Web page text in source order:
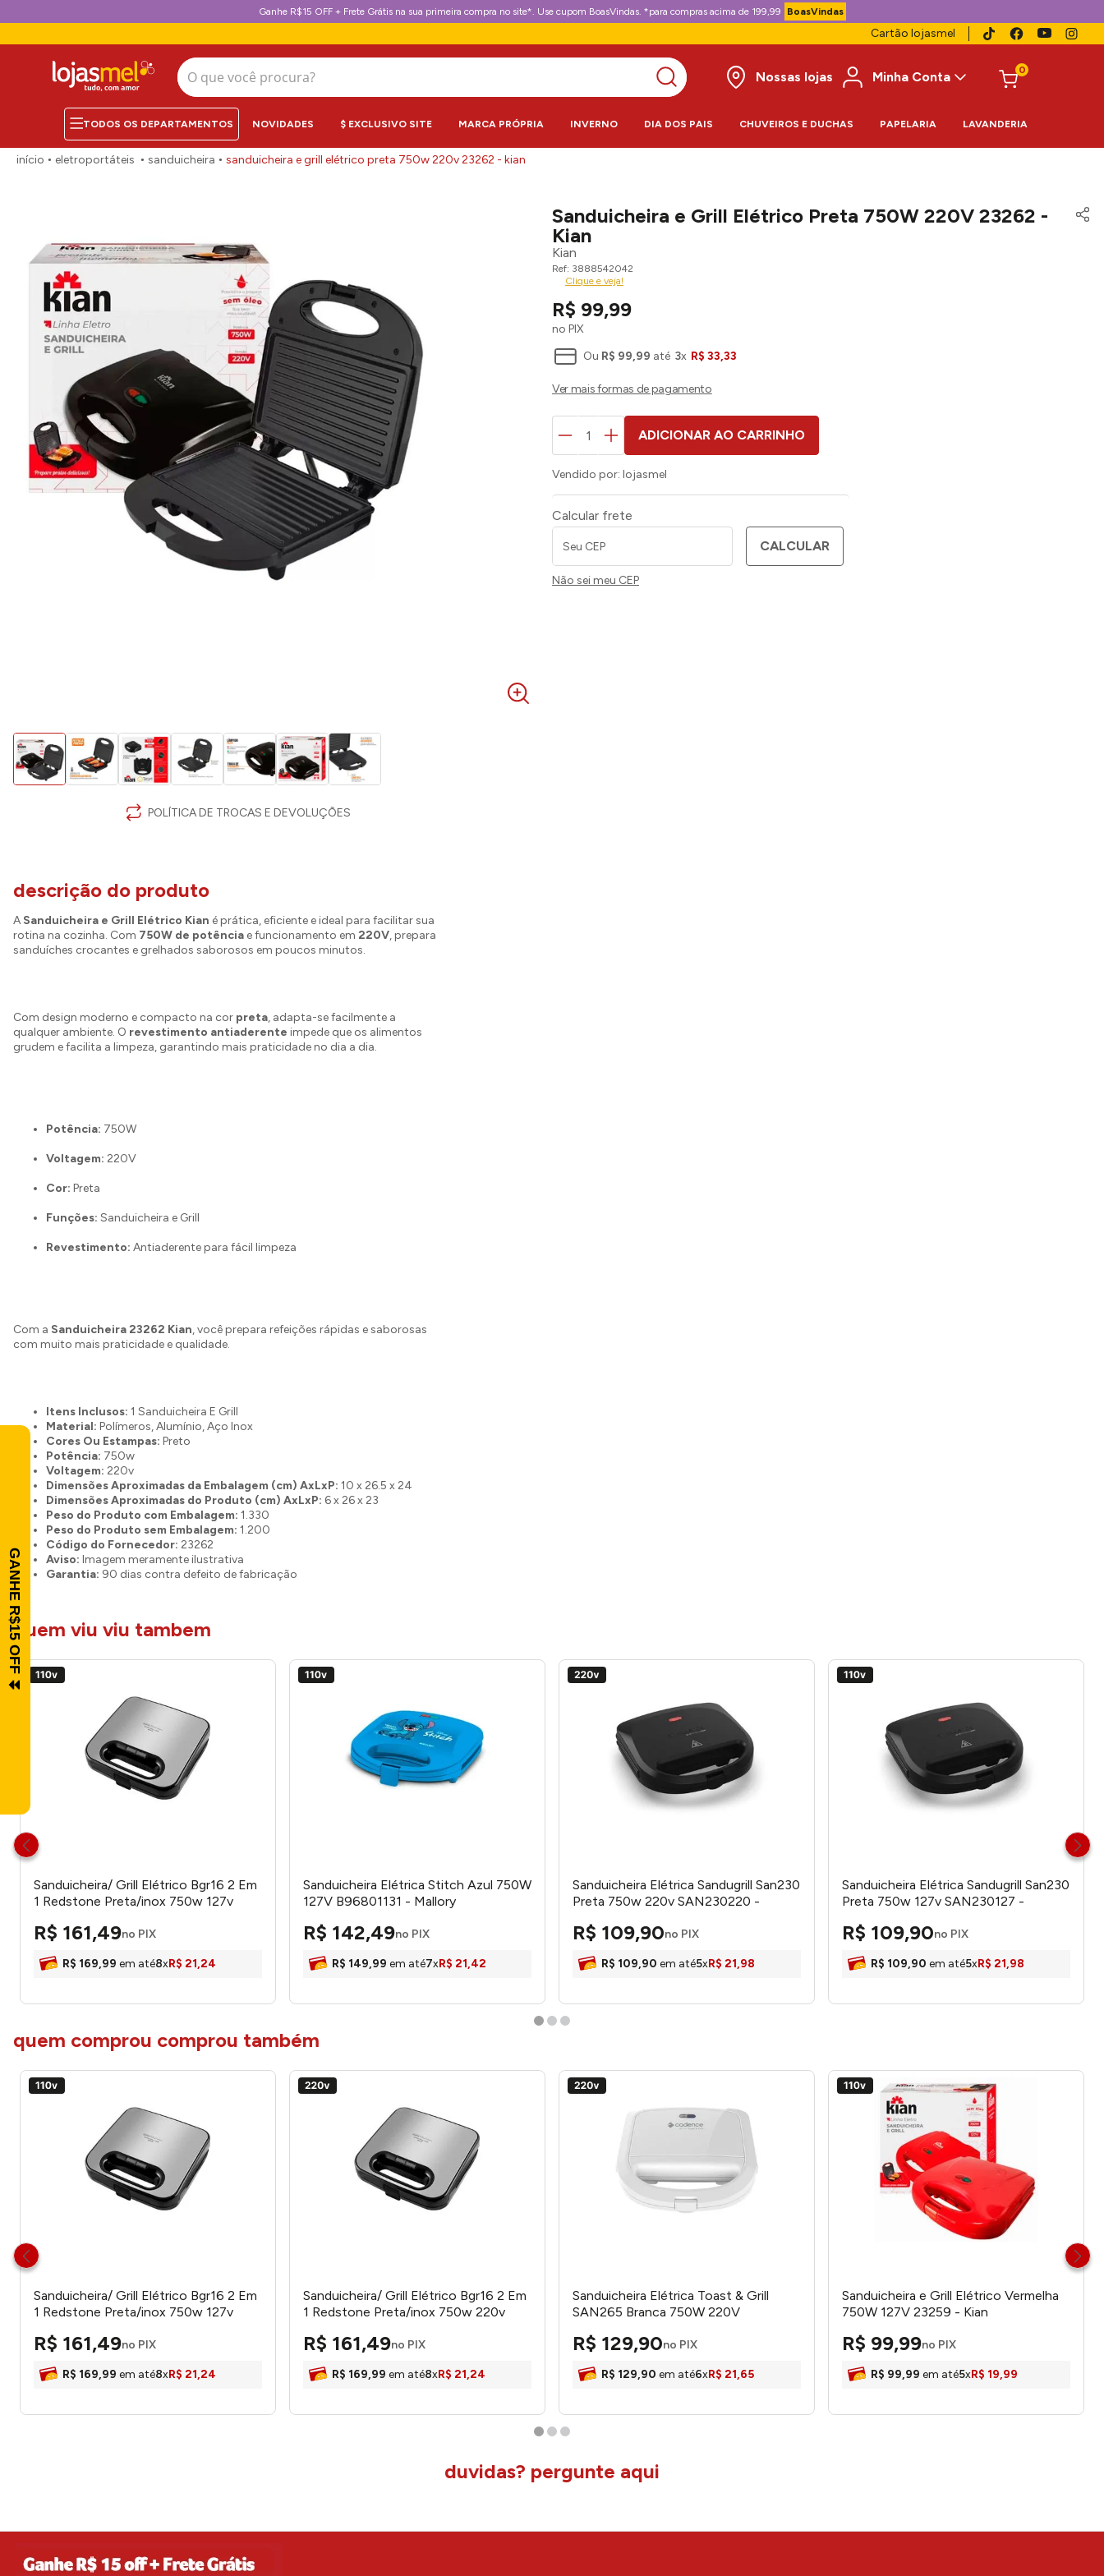
Ganhe R$15 OFF + Frete Grátis na sua primeira compra no site*. Use cupom BoasVindas. *para compras acima de 199,99 BoasVindas
Cartão lojasmel
O que você procura?
Nossas lojas
Minha Conta 0
NOVIDADES $ EXCLUSIVO SITE MARCA PRÓPRIA INVERNO DIA DOS PAIS CHUVEIROS E DUCHAS PAPELARIA LAVANDERIA
eletroportáteis sanduicheira sanduicheira e grill elétrico preta 750w 220v 23262 - kian
POLÍTICA DE TROCAS E DEVOLUÇÕES
Sanduicheira e Grill Elétrico Preta 750W 220V 23262 -
Kian
Kian
3888542042
Clique e veja!
R$ 99,99
no PIX
Ou R$ 99,99 até 3x R$ 33,33
ADICIONAR AO CARRINHO
Vendido por: lojasmel
Calcular frete
CALCULAR
Não sei meu CEP
descrição do produto
A Sanduicheira e Grill Elétrico Kian é prática, eficiente e ideal para facilitar sua
rotina na cozinha. Com 750W de potência e funcionamento em 220V, prepara
sanduíches crocantes e grelhados saborosos em poucos minutos.
Com design moderno e compacto na cor preta, adapta-se facilmente a
qualquer ambiente. O revestimento antiaderente impede que os alimentos
grudem e facilita a limpeza, garantindo mais praticidade no dia a dia.
Potência: 750W
Voltagem: 220V
Cor: Preta
Funções: Sanduicheira e Grill
Revestimento: Antiaderente para fácil limpeza
Com a Sanduicheira 23262 Kian, você prepara refeições rápidas e saborosas
com muito mais praticidade e qualidade.
Itens Inclusos: 1 Sanduicheira E Grill
Material: Polímeros, Alumínio, Aço Inox
Cores Ou Estampas: Preto
Potência: 750w
Voltagem: 220v
Dimensões Aproximadas da Embalagem (cm) AxLxP: 10 x 26.5 x 24
Dimensões Aproximadas do Produto (cm) AxLxP: 6 x 26 x 23
Peso do Produto com Embalagem: 1.330
Peso do Produto sem Embalagem: 1.200
Código do Fornecedor: 23262
Aviso: Imagem meramente ilustrativa
Garantia: 90 dias contra defeito de fabricação
quem viu viu tambem
Sanduicheira/ Grill Elétrico Bgr16 2 Em
1 Redstone Preta/inox 750w 127v
R$ 161,49no PIX
R$ 169,99 em até8xR$ 21,24
Sanduicheira Elétrica Stitch Azul 750W
127V B96801131 - Mallory
R$ 142,49no PIX
R$ 149,99 em até7xR$ 21,42
Sanduicheira Elétrica Sandugrill San230
Preta 750w 220v SAN230220 -
R$ 109,90no PIX
R$ 109,90 em até5xR$ 21,98
Sanduicheira Elétrica Sandugrill San230
Preta 750w 127v SAN230127 -
R$ 109,90no PIX
R$ 109,90 em até5xR$ 21,98
quem comprou comprou também
Sanduicheira/ Grill Elétrico Bgr16 2 Em
1 Redstone Preta/inox 750w 127v
R$ 161,49no PIX
R$ 169,99 em até8xR$ 21,24
Sanduicheira/ Grill Elétrico Bgr16 2 Em
1 Redstone Preta/inox 750w 220v
R$ 161,49no PIX
R$ 169,99 em até8xR$ 21,24
Sanduicheira Elétrica Toast & Grill
SAN265 Branca 750W 220V
R$ 129,90no PIX
R$ 129,90 em até6xR$ 21,65
Sanduicheira e Grill Elétrico Vermelha
750W 127V 23259 - Kian
R$ 99,99no PIX
R$ 99,99 em até5xR$ 19,99
duvidas? pergunte aqui